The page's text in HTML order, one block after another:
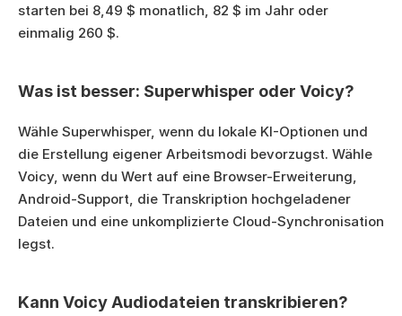
starten bei 8,49 $ monatlich, 82 $ im Jahr oder
einmalig 260 $.
Was ist besser: Superwhisper oder Voicy?
Wähle Superwhisper, wenn du lokale KI-Optionen und
die Erstellung eigener Arbeitsmodi bevorzugst. Wähle
Voicy, wenn du Wert auf eine Browser-Erweiterung,
Android-Support, die Transkription hochgeladener
Dateien und eine unkomplizierte Cloud-Synchronisation
legst.
Kann Voicy Audiodateien transkribieren?